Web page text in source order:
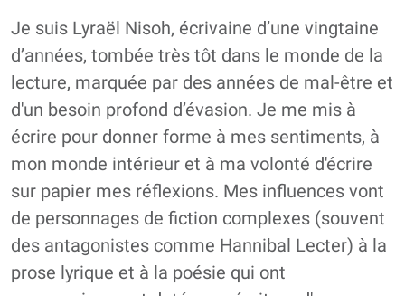
Je suis Lyraël Nisoh, écrivaine d’une vingtaine
d’années, tombée très tôt dans le monde de la
lecture, marquée par des années de mal-être et
d'un besoin profond d’évasion. Je me mis à
écrire pour donner forme à mes sentiments, à
mon monde intérieur et à ma volonté d'écrire
sur papier mes réflexions. Mes influences vont
de personnages de fiction complexes (souvent
des antagonistes comme Hannibal Lecter) à la
prose lyrique et à la poésie qui ont